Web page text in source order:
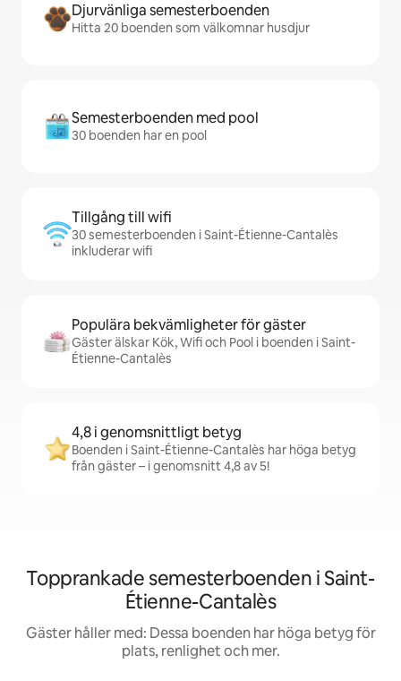
Djurvänliga semesterboenden
Hitta 20 boenden som välkomnar husdjur
Semesterboenden med pool
30 boenden har en pool
Tillgång till wifi
30 semesterboenden i Saint-Étienne-Cantalès
inkluderar wifi
Populära bekvämligheter för gäster
Gäster älskar Kök, Wifi och Pool i boenden i Saint-
Étienne-Cantalès
4,8 i genomsnittligt betyg
Boenden i Saint-Étienne-Cantalès har höga betyg
från gäster – i genomsnitt 4,8 av 5!
Topprankade semesterboenden i Saint-
Étienne-Cantalès
Gäster håller med: Dessa boenden har höga betyg för
plats, renlighet och mer.